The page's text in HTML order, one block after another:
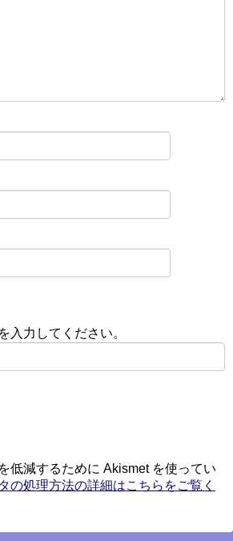
入力してください。
低減するために Akismet を使ってい
の処理方法の詳細はこちらをご覧く